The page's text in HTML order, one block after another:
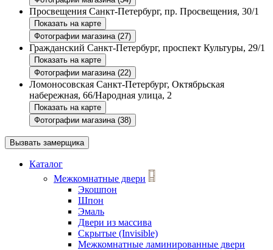
Просвещения Санкт-Петербург, пр. Просвещения, 30/1
Показать на карте
Фотографии магазина (27)
Гражданский Санкт-Петербург, проспект Культуры, 29/1
Показать на карте
Фотографии магазина (22)
Ломоносовская Санкт-Петербург, Октябрьская
набережная, 66/Народная улица, 2
Показать на карте
Фотографии магазина (38)
Вызвать замерщика
Каталог
Межкомнатные двери
Экошпон
Шпон
Эмаль
Двери из массива
Скрытые (Invisible)
Межкомнатные ламинированные двери